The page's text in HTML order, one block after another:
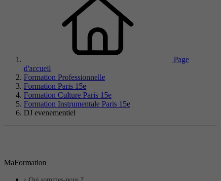
Page
d'accueil
Formation Professionnelle
Formation Paris 15e
Formation Culture Paris 15e
Formation Instrumentale Paris 15e
DJ evenementiel
MaFormation